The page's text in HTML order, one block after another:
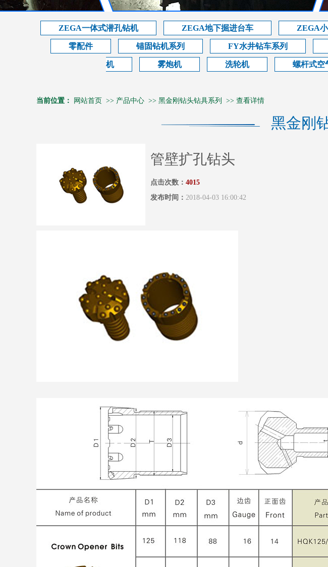
ZEGA一体式潜孔钻机 ZEGA地下掘进台车 ZEGA
零配件 锚固钻机系列 FY水井钻车系列
机 雾炮机 洗轮机 螺杆式空
当前位置： 网站首页 >> 产品中心 >> 黑金刚钻头钻具系列 >> 查看详情
黑金刚
管壁扩孔钻头
点击次数： 4015
发布时间： 2018-04-03 16:00:42